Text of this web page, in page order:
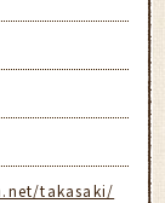
takasaki/